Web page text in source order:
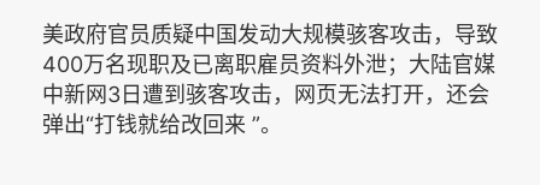
美政府官员质疑中国发动大规模骇客攻击，导致
400万名现职及已离职雇员资料外泄；大陆官媒
中新网3日遭到骇客攻击，网页无法打开，还会
弹出“打钱就给改回来 ”。